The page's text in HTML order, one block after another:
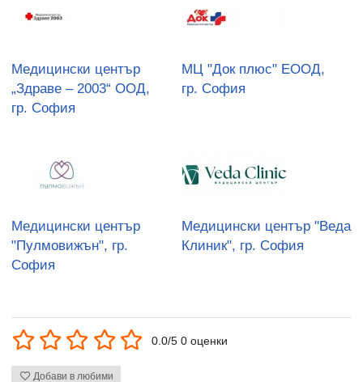
Медицински център
„Здраве – 2003“ ООД,
гр. София
МЦ "Док плюс" ЕООД,
гр. София
Медицински център
"Пулмовижън", гр.
София
Медицински център "Веда
Клиник", гр. София
0.0/5 0 оценки
Добави в любими